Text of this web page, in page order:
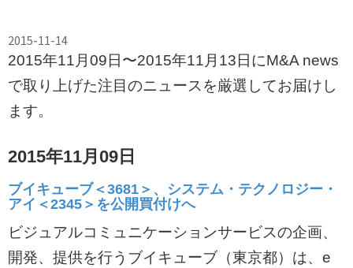
2015-11-14
2015年11月09日〜2015年11月13日にM&A news
で取り上げた注目のニュースを厳選してお届けし
ます。
2015年11月09日
ブイキューブ＜3681＞、システム・テクノロジー・
アイ＜2345＞を公開買付けへ
ビジュアルコミュニケーションサービスの企画、
開発、提供を行うブイキューブ（東京都）は、e